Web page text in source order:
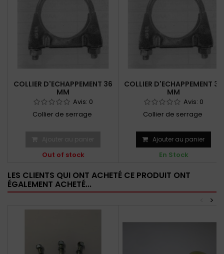
COLLIER D'ECHAPPEMENT 36
MM
Avis: 0
Collier de serrage
Out of stock
COLLIER D'ECHAPPEMENT 38
MM
Avis: 0
Collier de serrage
Ajouter au panier
En Stock
LES CLIENTS QUI ONT ACHETÉ CE PRODUIT ONT
ÉGALEMENT ACHETÉ...
>